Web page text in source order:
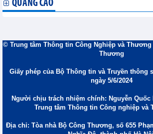
QUẢNG CÁO
© Trung tâm Thông tin Công Nghiệp và Thương
Thương
Giấy phép của Bộ Thông tin và Truyền thông
ngày 5/6/2024
Người chịu trách nhiệm chính: Nguyễn Quốc
Trung tâm Thông tin Công nghiệp và
Địa chỉ: Tòa nhà Bộ Công Thương, số 655